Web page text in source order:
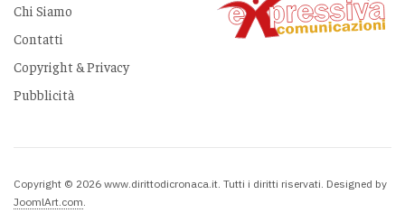
Chi Siamo
Contatti
Copyright & Privacy
Pubblicità
Copyright © 2026 www.dirittodicronaca.it. Tutti i diritti riservati. Designed by
JoomlArt.com.